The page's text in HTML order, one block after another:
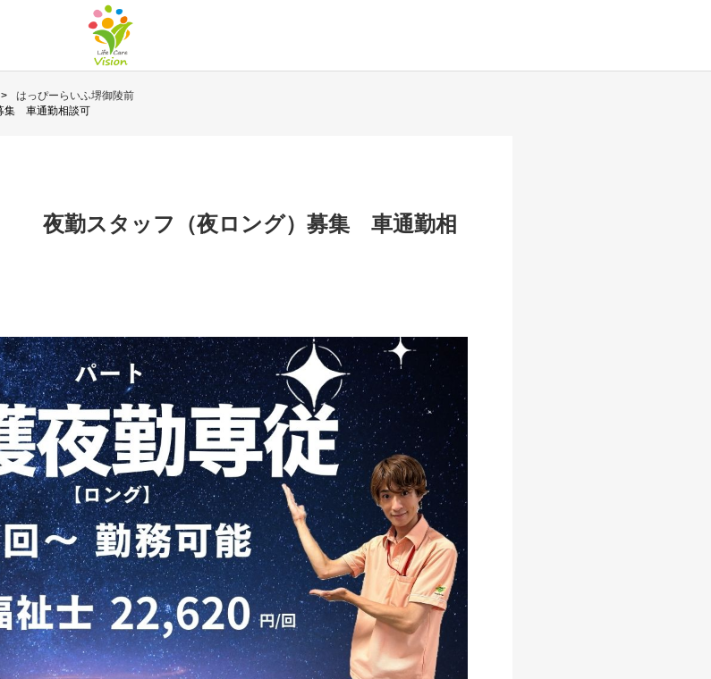
はっぴーらいふ堺御陵前
集 車通勤相談可
夜勤スタッフ（夜ロング）募集 車通勤相